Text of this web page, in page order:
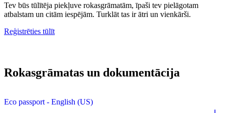
Tev būs tūlītēja piekļuve rokasgrāmatām, īpaši tev pielāgotam
atbalstam un citām iespējām. Turklāt tas ir ātri un vienkārši.
Reģistrēties tūlīt
Rokasgrāmatas un dokumentācija
Eco passport - English (US)